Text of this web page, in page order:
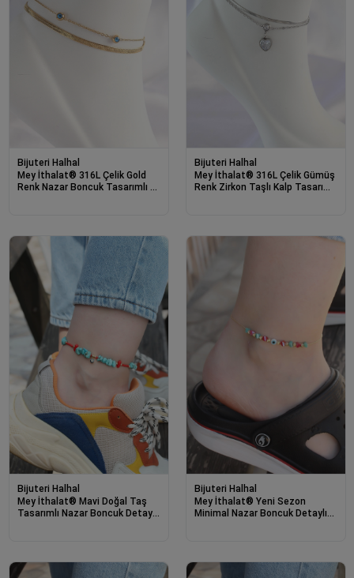
Bijuteri Halhal
Mey İthalat® 316L Çelik Gold
Renk Nazar Boncuk Tasarımlı 2li
Bijuteri Halhal
Mey İthalat® 316L Çelik Gümüş
Renk Zirkon Taşlı Kalp Tasarımlı
Bijuteri Halhal
Mey İthalat® Mavi Doğal Taş
Tasarımlı Nazar Boncuk Detaylı
Bijuteri Halhal
Mey İthalat® Yeni Sezon
Minimal Nazar Boncuk Detaylı